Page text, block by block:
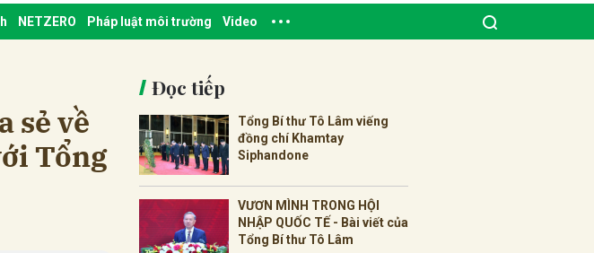
NETZERO Pháp luật môi trường Video
sẻ về
Tổng
Đọc tiếp
Tổng Bí thư Tô Lâm viếng
đồng chí Khamtay
Siphandone
VƯƠN MÌNH TRONG HỘI
NHẬP QUỐC TẾ - Bài viết của
Tổng Bí thư Tô Lâm